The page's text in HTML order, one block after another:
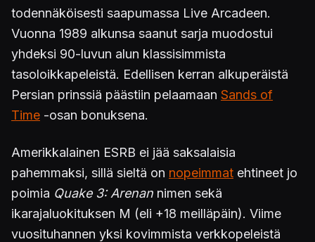
todennäköisesti saapumassa Live Arcadeen.
Vuonna 1989 alkunsa saanut sarja muodostui
yhdeksi 90-luvun alun klassisimmista
tasoloikkapeleistä. Edellisen kerran alkuperäistä
Persian prinssiä päästiin pelaamaan Sands of
Time -osan bonuksena.
Amerikkalainen ESRB ei jää saksalaisia
pahemmaksi, sillä sieltä on nopeimmat ehtineet jo
poimia Quake 3: Arenan nimen sekä
ikarajaluokituksen M (eli +18 meilläpäin). Viime
vuosituhannen yksi kovimmista verkkopeleistä